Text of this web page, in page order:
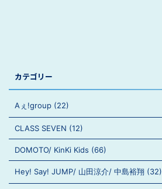
カテゴリー
Aぇ!group (22)
CLASS SEVEN (12)
DOMOTO/ KinKi Kids (66)
Hey! Say! JUMP/ 山田涼介/ 中島裕翔 (32)